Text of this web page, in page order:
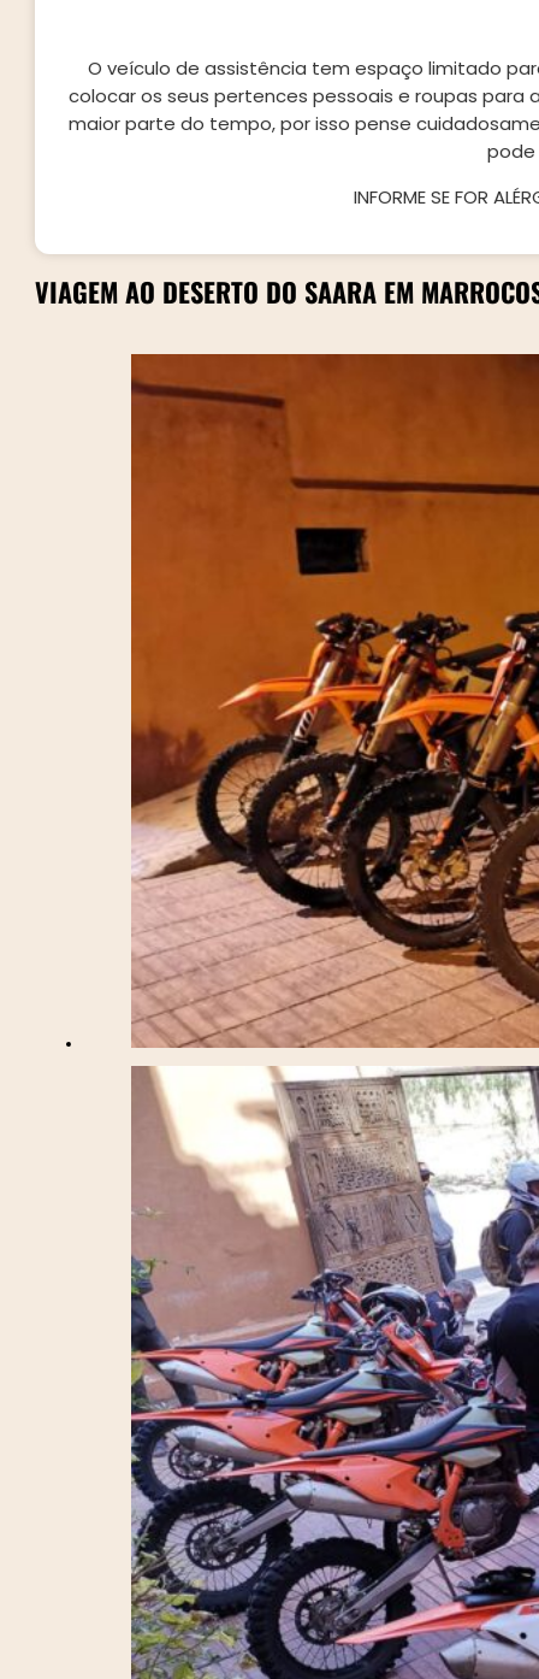
O veículo de assistência tem espaço limitado
colocar os seus pertences pessoais e roupas
maior parte do tempo, por isso pense
pode
INFORME SE FOR
VIAGEM AO DESERTO DO SAARA EM